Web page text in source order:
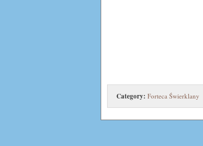
Category: Forteca Świerklany